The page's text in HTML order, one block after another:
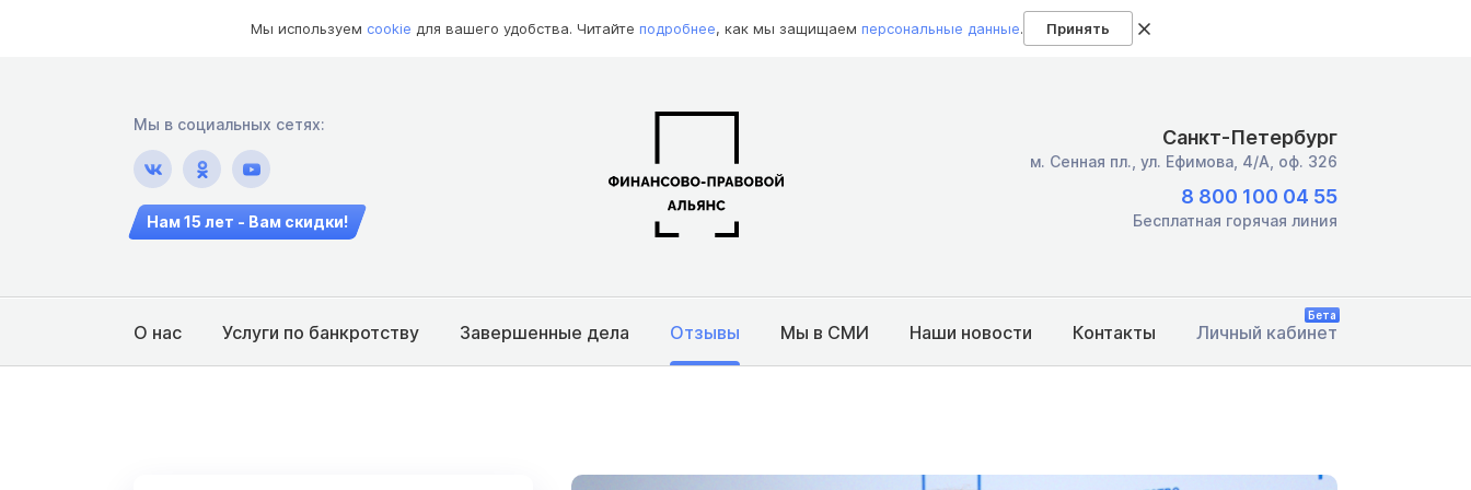
Мы используем cookie для вашего удобства. Читайте подробнее, как мы защищаем персональные данные. Принять
Мы в социальных сетях:
Нам 15 лет - Вам скидки!
Санкт-Петербург
м. Сенная пл., ул. Ефимова, 4/А, оф. 326
8 800 100 04 55
Бесплатная горячая линия
О нас Услуги по банкротству Завершенные дела Отзывы Мы в СМИ Наши новости Контакты Личный кабинет
Бета